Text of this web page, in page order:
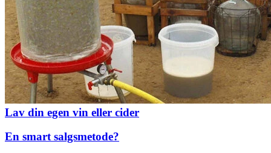
Lav din egen vin eller cider
En smart salgsmetode?